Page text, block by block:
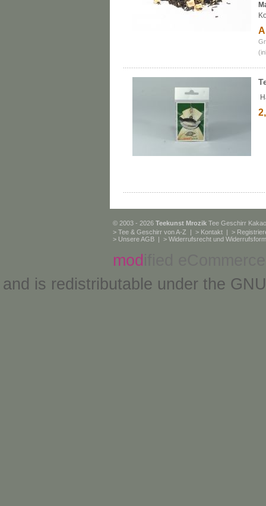
© 2003 - 2026 Teekunst Mrozik Tee Geschirr
> Tee & Geschirr von A-Z | > Kontakt | >
> Unsere AGB | > Widerrufsrecht und
mod
and is redistributable under the